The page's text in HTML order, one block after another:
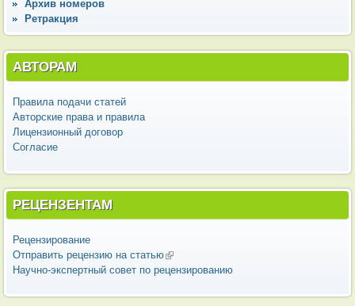
Архив номеров
Ретракция
АВТОРАМ
Правила подачи статей
Авторские права и правила
Лицензионный договор
Согласие
РЕЦЕНЗЕНТАМ
Рецензирование
Отправить рецензию на статью(внешняя ссылка)
Научно-экспертный совет по рецензированию